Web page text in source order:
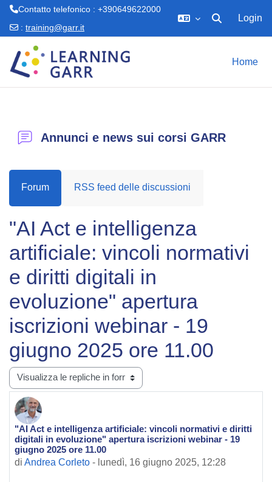
Contatto telefonico : +390649622000
: training@garr.it Attiva/
Login
Home
Annunci e news sui corsi GARR
Forum RSS feed delle discussioni
"AI Act e intelligenza
artificiale: vincoli normativi
e diritti digitali in
evoluzione" apertura
iscrizioni webinar - 19
giugno 2025 ore 11.00
Modalità visualizzazione
"AI Act e intelligenza artificiale: vincoli normativi e diritti
digitali in evoluzione" apertura iscrizioni webinar - 19
giugno 2025 ore 11.00
di Andrea Corleto - lunedì, 16 giugno 2025, 12:28
Numero di risposte: 0